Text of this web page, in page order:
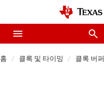
홈 클록 및 타이밍 클록 버퍼